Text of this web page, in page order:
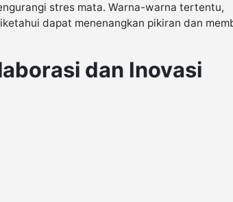
stres mata. Warna-warna tertentu,
dapat menenangkan pikiran dan
dan Inovasi